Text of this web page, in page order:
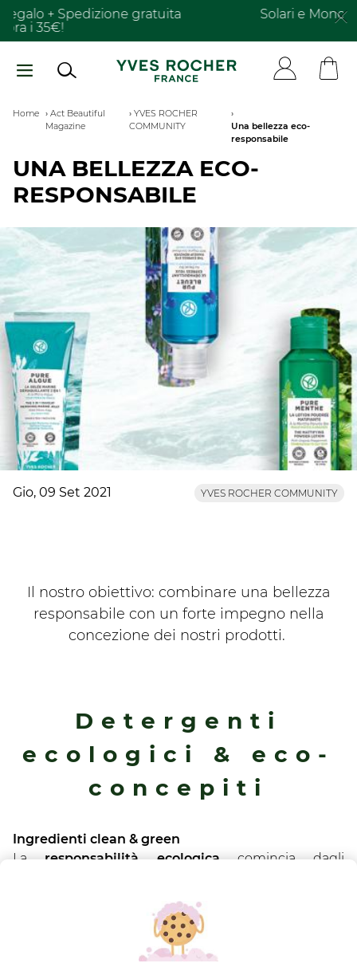
Salta
principale
Solari e Monoïil secondo al -40%​
Breadcrumb
Home
Act Beautiful
Magazine
YVES ROCHER
COMMUNITY
Una bellezza eco-
responsabile
UNA BELLEZZA ECO-
RESPONSABILE
Gio, 09 Set 2021 YVES ROCHER COMMUNITY
Il nostro obiettivo: combinare una bellezza
responsabile con un forte impegno nella
concezione dei nostri prodotti.
Detergenti
ecologici & eco-
concepiti
Ingredienti clean & green
Laresponsabilità ecologicacomincia dagli
responsabile e sostenibile, e preferiamo quelli più
per limitare il nostro impatto